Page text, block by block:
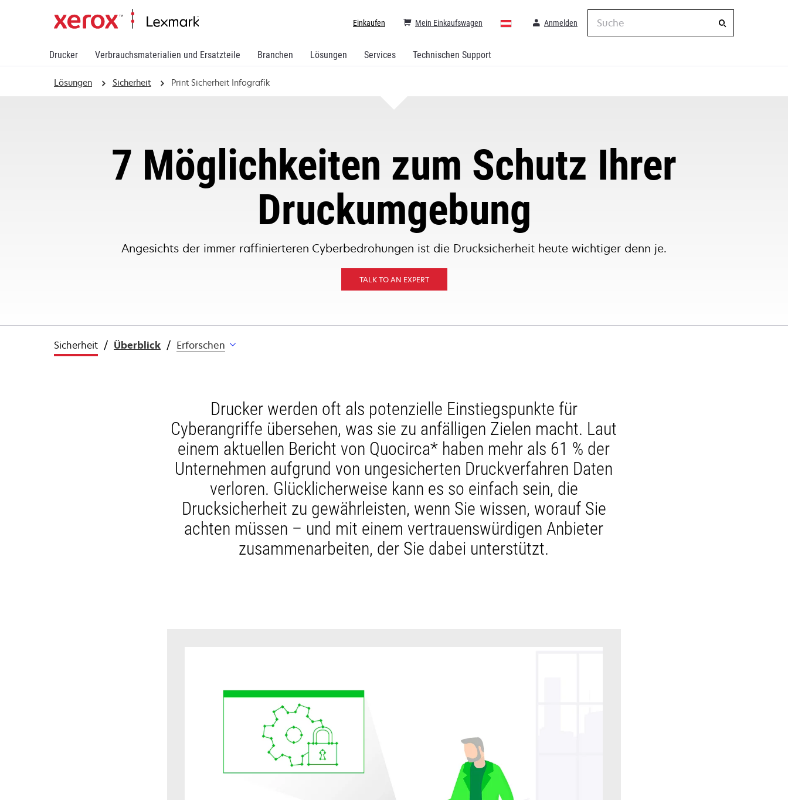
Drucker Verbrauchsmaterialien und Ersatzteile Branchen Lösungen Services Technischen Support
Einkaufen Anmelden
Mein Einkaufswagen
Suche
Lösungen Sicherheit Print Sicherheit Infografik
7 Möglichkeiten zum Schutz Ihrer
Druckumgebung
Angesichts der immer raffinierteren Cyberbedrohungen ist die Drucksicherheit heute wichtiger denn je.
TALK TO AN EXPERT
Sicherheit Überblick Erforschen
Drucker werden oft als potenzielle Einstiegspunkte für
Cyberangriffe übersehen, was sie zu anfälligen Zielen macht. Laut
einem aktuellen Bericht von Quocirca* haben mehr als 61 % der
Unternehmen aufgrund von ungesicherten Druckverfahren Daten
verloren. Glücklicherweise kann es so einfach sein, die
Drucksicherheit zu gewährleisten, wenn Sie wissen, worauf Sie
achten müssen – und mit einem vertrauenswürdigen Anbieter
zusammenarbeiten, der Sie dabei unterstützt.